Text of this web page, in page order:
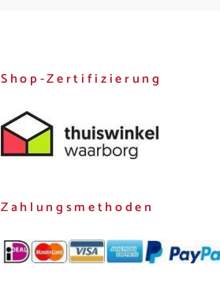
Shop-Zertifizierung
Zahlungsmethoden